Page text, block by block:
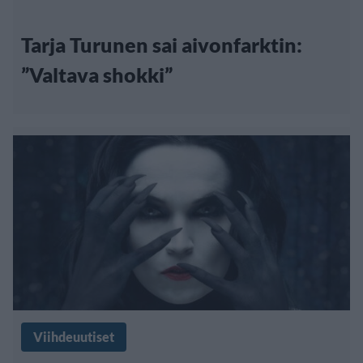
Tarja Turunen sai aivonfarktin:
”Valtava shokki”
Viihdeuutiset